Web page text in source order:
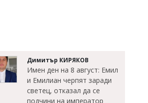
Димитър КИРЯКОВ
Имен ден на 8 август: Емил
и Емилиан черпят заради
светец, отказал да се
подчини на император